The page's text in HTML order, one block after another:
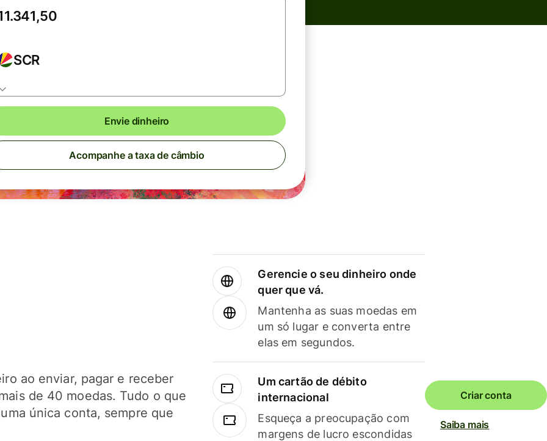
SCR
Envie dinheiro
Acompanhe a taxa de câmbio
ao enviar, pagar e receber
de 40 moedas. Tudo o que
única conta, sempre que
Gerencie o seu dinheiro onde
quer que vá.
Mantenha as suas moedas em
um só lugar e converta entre
elas em segundos.
Um cartão de débito
internacional
Esqueça a preocupação com
margens de lucro escondidas
Criar conta
Saiba mais